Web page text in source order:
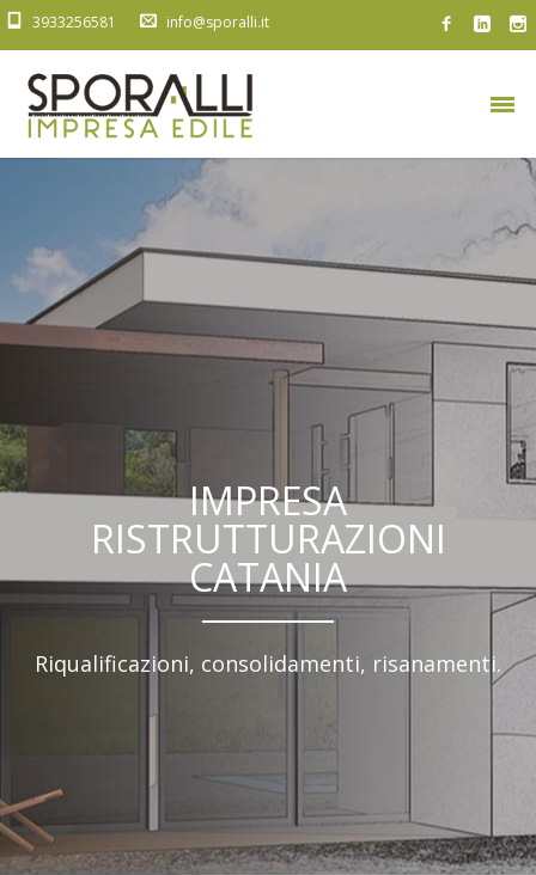
3933256581 info@sporalli.it
IMPRESA
RISTRUTTURAZIONI
CATANIA
Riqualificazioni, consolidamenti, risanamenti.